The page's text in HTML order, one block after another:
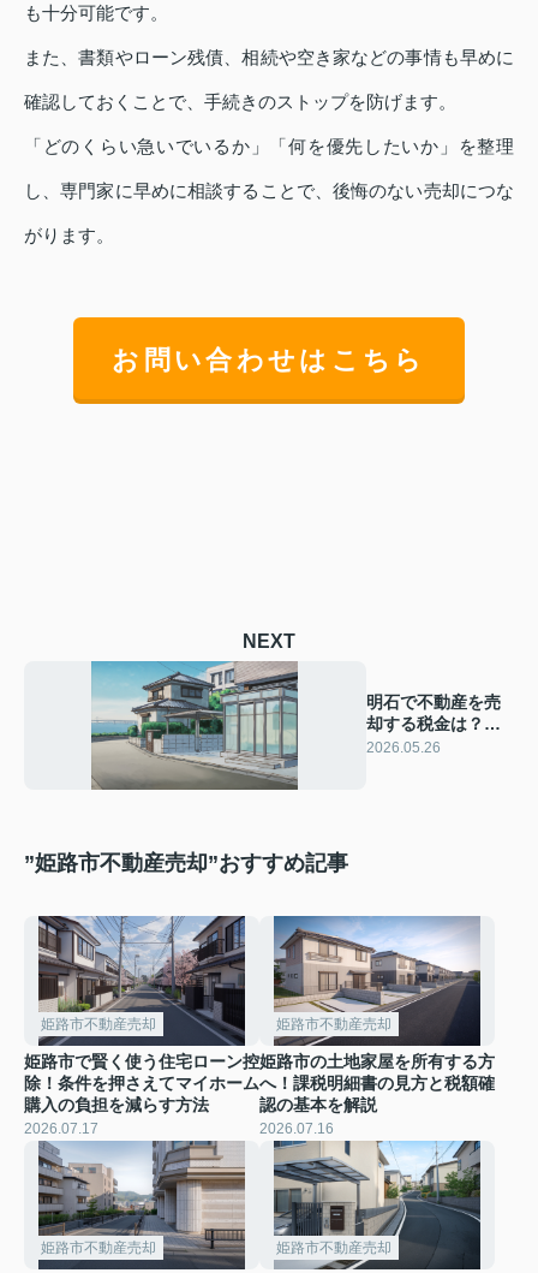
も十分可能です。
また、書類やローン残債、相続や空き家などの事情も早めに
確認しておくことで、手続きのストップを防げます。
「どのくらい急いでいるか」「何を優先したいか」を整理
し、専門家に早めに相談することで、後悔のない売却につな
がります。
お問い合わせはこちら
NEXT
明石で不動産を売
却する税金は？売
却税金の基本と節
2026.05.26
”姫路市不動産売却”おすすめ記事
姫路市不動産売却
姫路市で賢く使う住宅ローン控
除！条件を押さえてマイホーム
購入の負担を減らす方法
2026.07.17
姫路市不動産売却
姫路市の土地家屋を所有する方
へ！課税明細書の見方と税額確
認の基本を解説
2026.07.16
姫路市不動産売却 姫路市不動産売却